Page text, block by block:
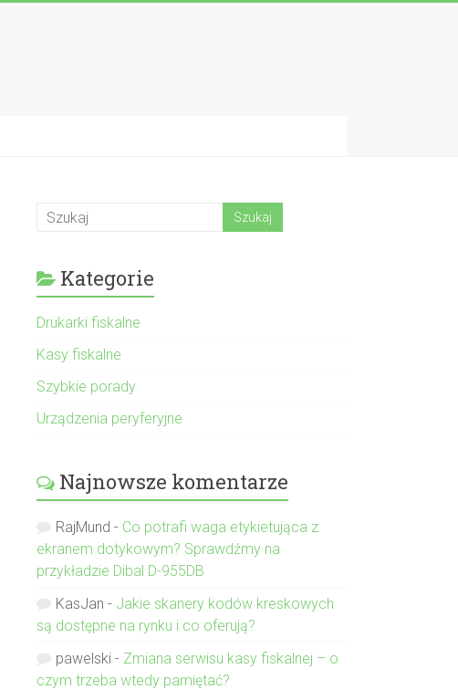
Kategorie
Drukarki fiskalne
Kasy fiskalne
Szybkie porady
Urządzenia peryferyjne
Najnowsze komentarze
RajMund - Co potrafi waga etykietująca z
ekranem dotykowym? Sprawdźmy na
przykładzie Dibal D-955DB
KasJan - Jakie skanery kodów kreskowych
są dostępne na rynku i co oferują?
pawelski - Zmiana serwisu kasy fiskalnej – o
czym trzeba wtedy pamiętać?